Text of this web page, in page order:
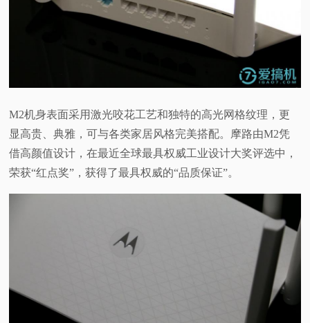
M2机身表面采用激光咬花工艺和独特的高光网格纹理，更
显高贵、典雅，可与各类家居风格完美搭配。摩路由M2凭
借高颜值设计，在最近全球最具权威工业设计大奖评选中，
荣获“红点奖”，获得了最具权威的“品质保证”。